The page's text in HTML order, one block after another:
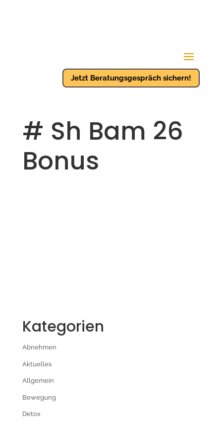
Jetzt Beratungsgespräch sichern!
# Sh Bam 26
Bonus
Kategorien
Abnehmen
Aktuelles
Allgemein
Bewegung
Detox